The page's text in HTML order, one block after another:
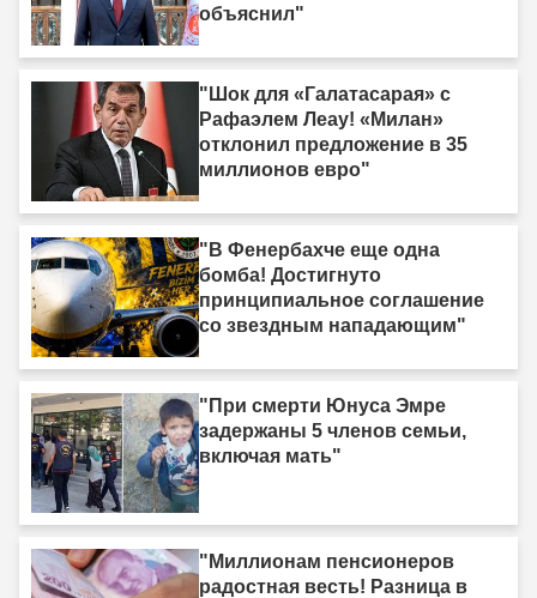
объяснил"
"Шок для «Галатасарая» с
Рафаэлем Леау! «Милан»
отклонил предложение в 35
миллионов евро"
"В Фенербахче еще одна
бомба! Достигнуто
принципиальное соглашение
со звездным нападающим"
"При смерти Юнуса Эмре
задержаны 5 членов семьи,
включая мать"
"Миллионам пенсионеров
радостная весть! Разница в